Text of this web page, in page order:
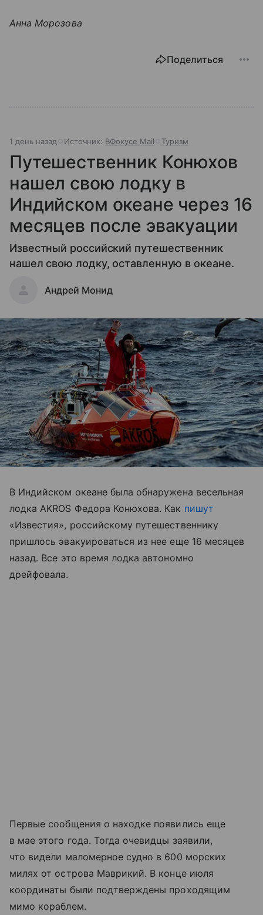
Анна Морозова
Поделиться
1 день назад Источник: ВФокусе Mail Туризм
Путешественник Конюхов
нашел свою лодку в
Индийском океане через 16
месяцев после эвакуации
Известный российский путешественник
нашел свою лодку, оставленную в океане.
Андрей Монид
В Индийском океане была обнаружена весельная
лодка AKROS Федора Конюхова. Как пишут
«Известия», российскому путешественнику
пришлось эвакуироваться из нее еще 16 месяцев
назад. Все это время лодка автономно
дрейфовала.
Первые сообщения о находке появились еще
в мае этого года. Тогда очевидцы заявили,
что видели маломерное судно в 600 морских
милях от острова Маврикий. В конце июля
координаты были подтверждены проходящим
мимо кораблем.